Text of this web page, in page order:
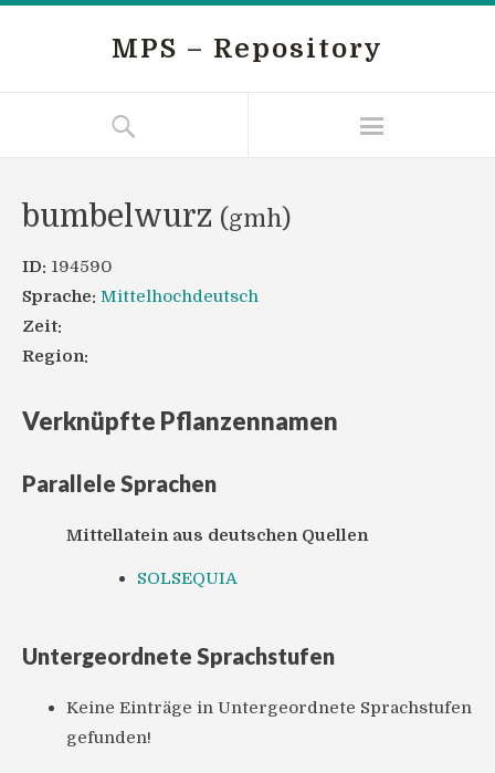
MPS – Repository
bumbelwurz (gmh)
ID: 194590
Sprache: Mittelhochdeutsch
Zeit:
Region:
Verknüpfte Pflanzennamen
Parallele Sprachen
Mittellatein aus deutschen Quellen
SOLSEQUIA
Untergeordnete Sprachstufen
Keine Einträge in Untergeordnete Sprachstufen
gefunden!